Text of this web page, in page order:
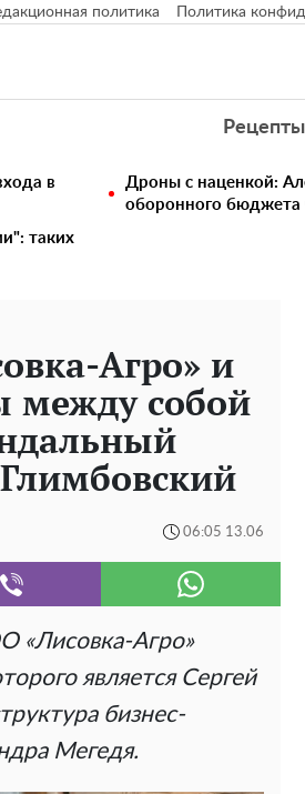
политика Политика
Рецепты
в
Дроны с наценкой:
оборонного бюджета
таких
Агро» и
между собой
06:05 13.06
«Лисовка-Агро»
является Сергей
бизнес-
Мегедя.